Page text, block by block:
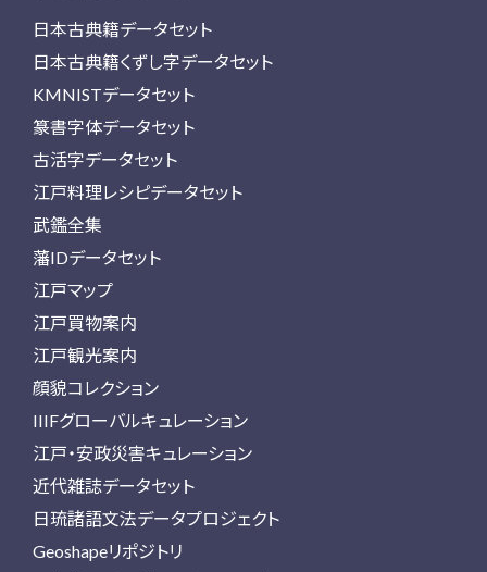
日本古典籍データセット
日本古典籍くずし字データセット
KMNISTデータセット
篆書字体データセット
古活字データセット
江戸料理レシピデータセット
武鑑全集
藩IDデータセット
江戸マップ
江戸買物案内
江戸観光案内
顔貌コレクション
IIIFグローバルキュレーション
江戸・安政災害キュレーション
近代雑誌データセット
日琉諸語文法データプロジェクト
Geoshapeリポジトリ